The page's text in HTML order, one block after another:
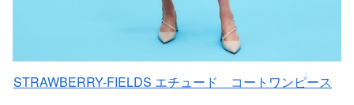
STRAWBERRY-FIELDS エチュード コートワンピース